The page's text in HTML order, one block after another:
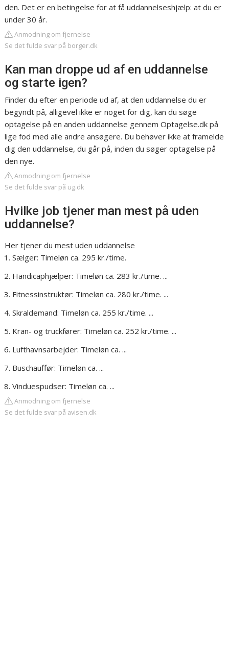
den. Det er en betingelse for at få uddannelseshjælp: at du er
under 30 år.
Anmodning om fjernelse
Se det fulde svar på borger.dk
Kan man droppe ud af en uddannelse
og starte igen?
Finder du efter en periode ud af, at den uddannelse du er
begyndt på, alligevel ikke er noget for dig, kan du søge
optagelse på en anden uddannelse gennem Optagelse.dk på
lige fod med alle andre ansøgere. Du behøver ikke at framelde
dig den uddannelse, du går på, inden du søger optagelse på
den nye.
Anmodning om fjernelse
Se det fulde svar på ug.dk
Hvilke job tjener man mest på uden
uddannelse?
Her tjener du mest uden uddannelse
Sælger: Timeløn ca. 295 kr./time.
Handicaphjælper: Timeløn ca. 283 kr./time. ...
Fitnessinstruktør: Timeløn ca. 280 kr./time. ...
Skraldemand: Timeløn ca. 255 kr./time. ...
Kran- og truckfører: Timeløn ca. 252 kr./time. ...
Lufthavnsarbejder: Timeløn ca. ...
Buschauffør: Timeløn ca. ...
Vinduespudser: Timeløn ca. ...
Anmodning om fjernelse
Se det fulde svar på avisen.dk